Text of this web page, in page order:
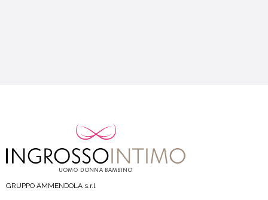
GRUPPO AMMENDOLA s.r.l